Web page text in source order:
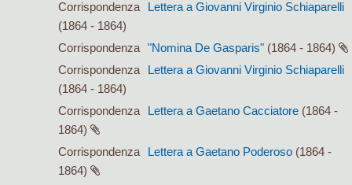
Corrispondenza
Lettera a Giovanni Virginio Schiaparelli
(1864 - 1864)
Corrispondenza
"Nomina De Gasparis" (1864 - 1864)
Corrispondenza
Lettera a Giovanni Virginio Schiaparelli
(1864 - 1864)
Corrispondenza
Lettera a Gaetano Cacciatore (1864 -
1864)
Corrispondenza
Lettera a Gaetano Poderoso (1864 -
1864)